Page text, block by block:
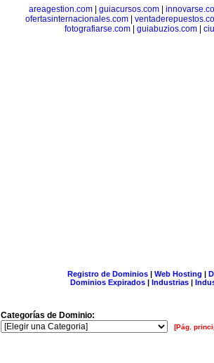
areagestion.com| guiacursos.com|
ofertasinternacionales.com|
fotografiarse.com| guiabuzios.com|
Registro de Dominios| Web Hosting |
Dominios Expirados | Industrias |
Categorías de Dominio:
[Pág.